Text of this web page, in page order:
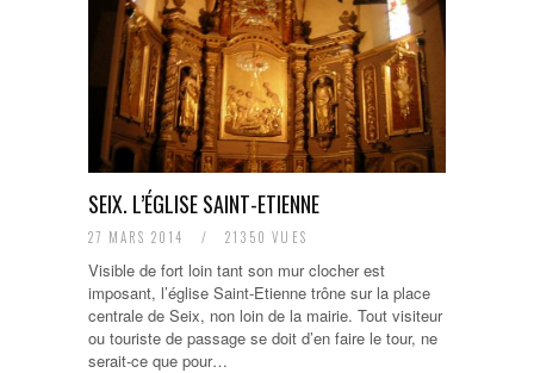
SEIX. L’ÉGLISE SAINT-ETIENNE
27 MARS 2014 / 21350 VUES
Visible de fort loin tant son mur clocher est
imposant, l’église Saint-Etienne trône sur la place
centrale de Seix, non loin de la mairie. Tout visiteur
ou touriste de passage se doit d’en faire le tour, ne
serait-ce que pour…